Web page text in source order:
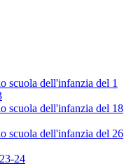
scuola dell'infanzia del 1
scuola dell'infanzia del 18
scuola dell'infanzia del 26
24